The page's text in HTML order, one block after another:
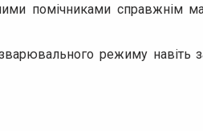
помічниками справжнім
режиму навіть